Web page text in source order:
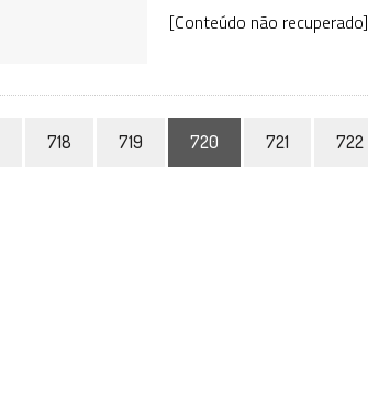
[Conteúdo não recuperado]
718 719 720 721 722